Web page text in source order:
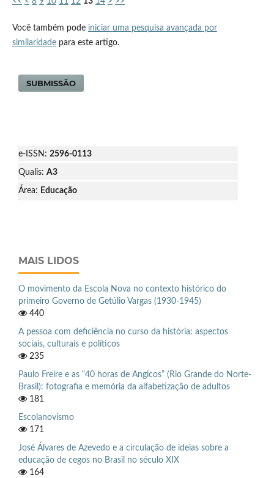
Você também pode iniciar uma pesquisa avançada por
similaridadepara este artigo.
SUBMISSÃO
e-ISSN: 2596-0113
Qualis: A3
Área: Educação
MAIS LIDOS
O movimento da Escola Nova no contexto histórico do
primeiro Governo de Getúlio Vargas (1930-1945)
440
A pessoa com deficiência no curso da história: aspectos
sociais, culturais e políticos
235
Paulo Freire e as “40 horas de Angicos” (Rio Grande do Norte-
Brasil): fotografia e memória da alfabetização de adultos
181
Escolanovismo
171
José Álvares de Azevedo e a circulação de ideias sobre a
educação de cegos no Brasil no século XIX
164